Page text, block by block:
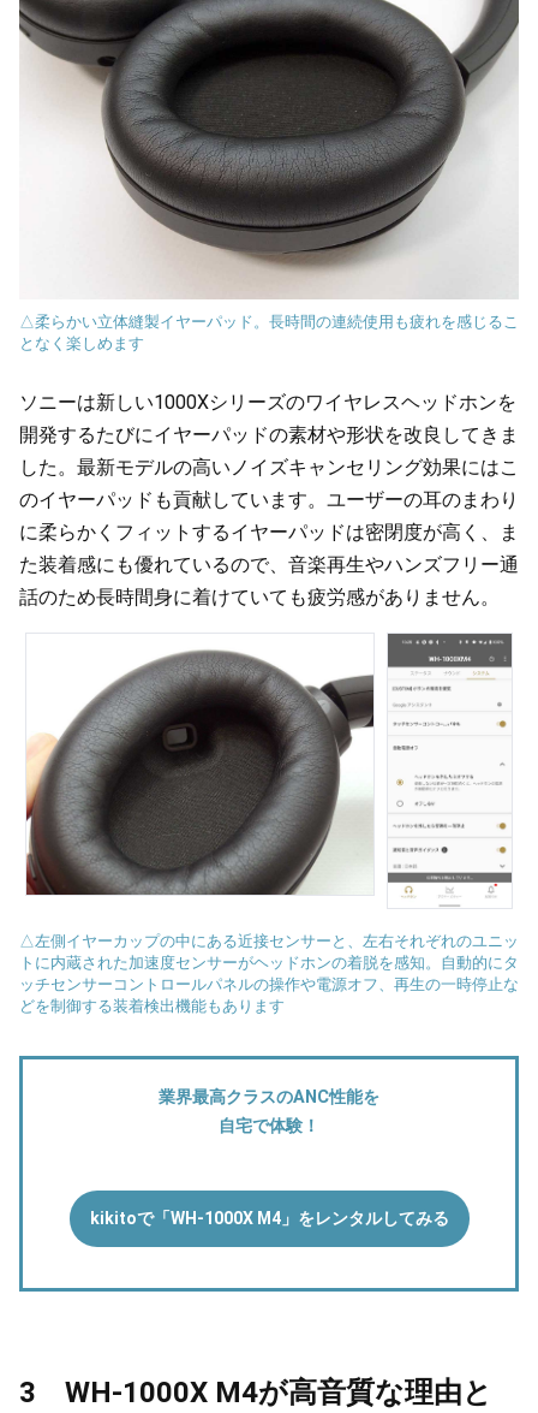
△柔らかい立体縫製イヤーパッド。長時間の連続使用も疲れを感じるこ
となく楽しめます
ソニーは新しい1000Xシリーズのワイヤレスヘッドホンを
開発するたびにイヤーパッドの素材や形状を改良してきま
した。最新モデルの高いノイズキャンセリング効果にはこ
のイヤーパッドも貢献しています。ユーザーの耳のまわり
に柔らかくフィットするイヤーパッドは密閉度が高く、ま
た装着感にも優れているので、音楽再生やハンズフリー通
話のため長時間身に着けていても疲労感がありません。
△左側イヤーカップの中にある近接センサーと、左右それぞれのユニッ
トに内蔵された加速度センサーがヘッドホンの着脱を感知。自動的にタ
ッチセンサーコントロールパネルの操作や電源オフ、再生の一時停止な
どを制御する装着検出機能もあります
業界最高クラスのANC性能を
自宅で体験！
kikitoで「WH-1000X M4」をレンタルしてみる
3 WH-1000X M4が高音質な理由と